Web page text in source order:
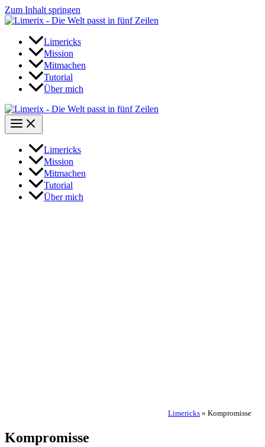
Zum Inhalt springen
Limericks
Mission
Mitmachen
Tutorial
Über mich
Limericks
Mission
Mitmachen
Tutorial
Über mich
Limericks » Kompromisse
Kompromisse